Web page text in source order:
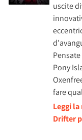
uscite
Pensate
Pony
fare
Leggi
Drifter